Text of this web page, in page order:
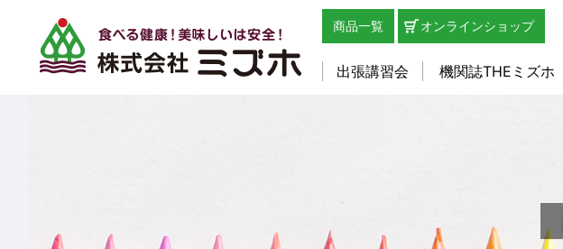
商品一覧 オンラインショップ
出張講習会 機関誌THEミズホ